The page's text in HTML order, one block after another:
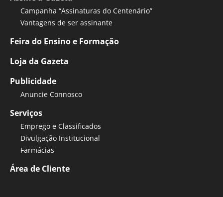
Campanha “Assinaturas do Centenário”
Vantagens de ser assinante
Feira do Ensino e Formação
Loja da Gazeta
Publicidade
Anuncie Connosco
Serviços
Emprego e Classificados
Divulgação Institucional
Farmácias
Área de Cliente